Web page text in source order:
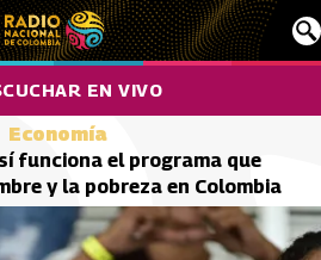
EN VIVO
Economía
funciona el programa que
y la pobreza en Colombia